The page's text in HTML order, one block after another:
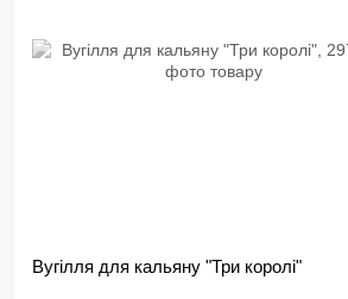
Вугілля для кальяну "Три королі"